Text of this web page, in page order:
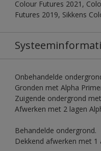
Colour Futures 2021,
Futures 2019, Sikkens
Onbehandelde
Gronden met Alpha
Zuigende ondergrond
Afwerken met 2 lagen
Behandelde ondergrond.
Dekkend afwerken met 1